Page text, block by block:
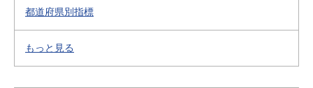
都道府県別指標
もっと見る